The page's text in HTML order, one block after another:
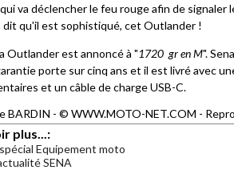
va déclencher le feu rouge afin de
dit qu'il est sophistiqué, cet Outlander !
Outlander est annoncé à "1720 gr en M".
porte sur cinq ans et il est livré avec
et un câble de charge USB-C.
BARDIN - © WWW.MOTO-NET.COM -
plus...:
Equipement moto
SENA